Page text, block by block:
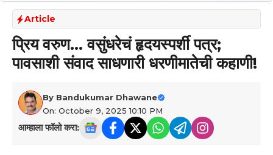
Article
प्रिय वरुण… वसुंधरेचं हृदयस्पर्शी पत्र;
पावसाशी संवाद साधणारी धरणीमातेची कहाणी!
By Bandukumar Dhawane
On: October 9, 2025 10:10 PM
आम्हाला फॉलो करा: